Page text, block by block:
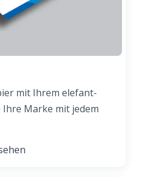
mit Ihrem elefant-
Marke mit jedem